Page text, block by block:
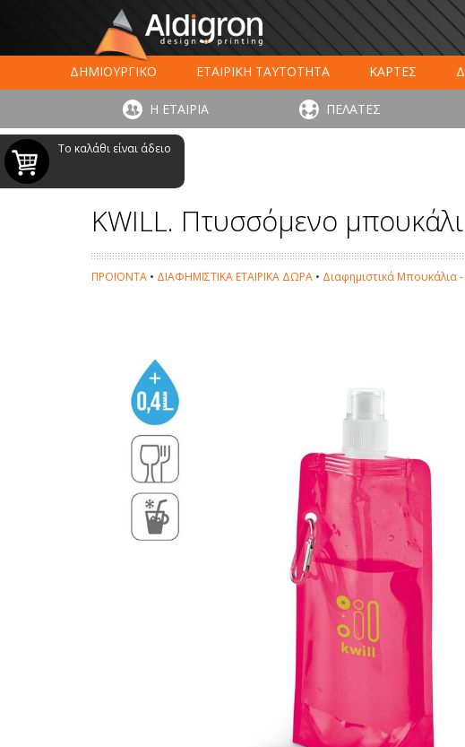
ΔΗΜΙΟΥΡΓΙΚΟ ΕΤΑΙΡΙΚΗ ΤΑΥΤΟΤΗΤΑ ΚΑΡΤΕΣ
ΕΚΤΥΠΩΣΗ ΣΥΣΚΕΥΑΣΙΑΣ
LARGE FORMAT ΕΚΤΥΠΩΣΕΙΣ
Η ΕΤΑΙΡΙΑ ΠΕΛΑΤΕΣ
Το καλάθι είναι άδειο
KWILL. Πτυσσόμενο
ΠΡΟΪΟΝΤΑ • ΔΙΑΦΗΜΙΣΤΙΚΑ ΕΤΑΙΡΙΚΑ ΔΩΡΑ • Διαφημιστικά Μπουκάλια